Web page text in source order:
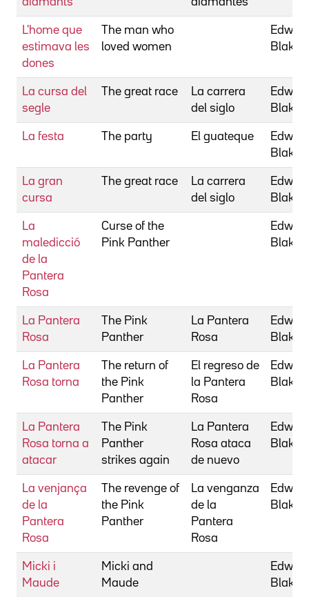
L'home que
estimava les
dones
The man who
loved women
Blake
La cursa del
segle
The great race
La carrera
del siglo
Blake
La festa The party El guateque
Blake
La gran
cursa
The great race
La carrera
del siglo
Blake
La
maledicció
de la
Pantera
Rosa
Curse of the
Pink Panther
Blake
La Pantera
Rosa
The Pink
Panther
La Pantera
Rosa
Blake
La Pantera
Rosa torna
The return of
the Pink
Panther
El regreso de
la Pantera
Rosa
Blake
La Pantera
Rosa torna a
atacar
The Pink
Panther
strikes again
La Pantera
Rosa ataca
de nuevo
Blake
La venjança
de la
Pantera
Rosa
The revenge of
the Pink
Panther
La venganza
de la
Pantera
Rosa
Blake
Micki i
Maude
Micki and
Maude
Blake